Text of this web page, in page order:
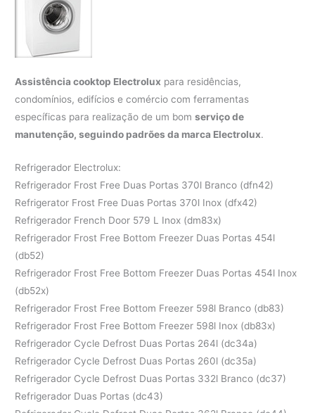
Assistência cooktop Electrolux para residências,
condomínios, edifícios e comércio com ferramentas
específicas para realização de um bomserviço de
manutenção, seguindo padrões da marca Electrolux.
Refrigerador Electrolux:
Refrigerador Frost Free Duas Portas 370l Branco (dfn42)
Refrigerator Frost Free Duas Portas 370l Inox (dfx42)
Refrigerador French Door 579 L Inox (dm83x)
Refrigerador Frost Free Bottom Freezer Duas Portas 454l
(db52)
Refrigerador Frost Free Bottom Freezer Duas Portas 454l Inox
(db52x)
Refrigerador Frost Free Bottom Freezer 598l Branco (db83)
Refrigerador Frost Free Bottom Freezer 598l Inox (db83x)
Refrigerador Cycle Defrost Duas Portas 264l (dc34a)
Refrigerador Cycle Defrost Duas Portas 260l (dc35a)
Refrigerador Cycle Defrost Duas Portas 332l Branco (dc37)
Refrigerador Duas Portas (dc43)